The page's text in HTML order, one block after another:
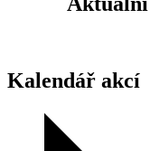
Kalendář akcí